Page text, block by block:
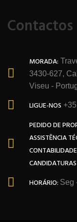
Contactos
MORADA:
3430-627,
Viseu -
LIGUE-NOS
PEDIDO DE
ASSISTÊNCIA
CONTABILIDADE
HORÁRIO: Seg